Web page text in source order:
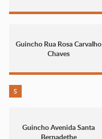
Guincho Rua Rosa Carvalho
Chaves
S
Guincho Avenida Santa
Bernadethe